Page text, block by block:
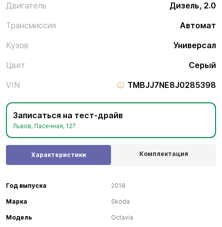
Двигатель
Дизель, 2.0
Трансмиссия
Автомат
Кузов
Универсал
Цвет
Серый
VIN
TMBJJ7NE8J0285398
Записаться на тест-драйв
Львов, Пасечная, 127
Характеристики Комплектация
Год выпуска 2018
Марка Skoda
Модель Octavia